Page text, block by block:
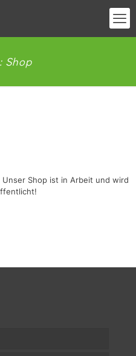
Shop
Shop ist in Arbeit und wird